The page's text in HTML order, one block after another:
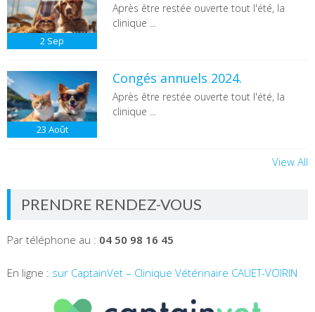
2 Sep
Après être restée ouverte tout l'été, la
clinique ...
23 Août
Congés annuels 2024.
Après être restée ouverte tout l'été, la
clinique ...
View All
PRENDRE RENDEZ-VOUS
Par téléphone au : 04 50 98 16 45
En ligne : sur CaptainVet – Clinique Vétérinaire CAUET-VOIRIN